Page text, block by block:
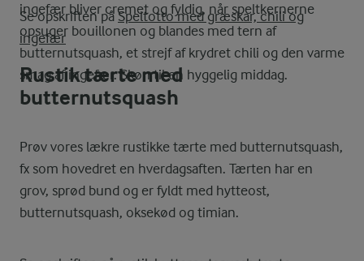
ingefær bliver cremet og fyldig, når speltkernerne
opsuger bouillonen og blandes med tern af
butternutsquash, et strejf af krydret chili og den varme
smag af ingefær. Skøn til en hyggelig middag.
Se opskriften på Speltotto med græskar, chili og
ingefær
Rustik tærte med
butternutsquash
Prøv vores lækre rustikke tærte med butternutsquash,
fx som hovedret en hverdagsaften. Tærten har en
grov, sprød bund og er fyldt med hytteost,
butternutsquash, oksekød og timian.